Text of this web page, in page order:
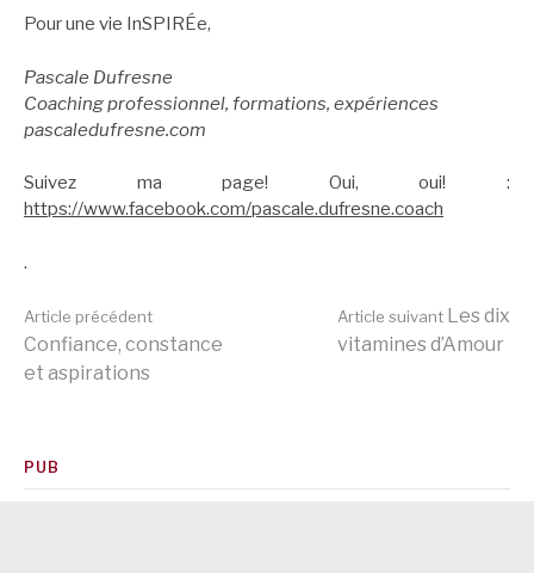
Pour une vie InSPIRÉe,
Pascale Dufresne
Coaching professionnel, formations, expériences
pascaledufresne.com
Suivez ma page! Oui, oui! :
https://www.facebook.com/pascale.dufresne.coach
.
Lire
suite
Article précédent
Confiance, constance
et aspirations
Article suivant Les dix
vitamines d’Amour
PUB